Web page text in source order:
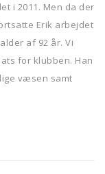
i 2011. Men da der
Erik arbejdet
af 92 år. Vi
for klubben. Han
væsen samt